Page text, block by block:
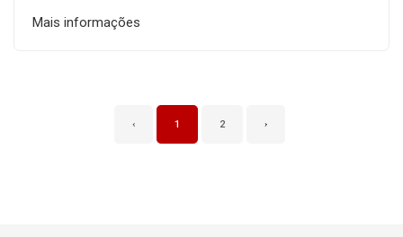
Mais informações
‹ 1 2 ›